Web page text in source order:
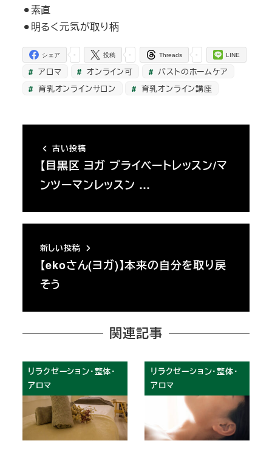
⚫︎素直
⚫︎明るく元気が取り柄
-
シェア -
投稿 -
Threads LINE
アロマ オンライン可
バストのホームケア
育乳オンラインサロン
育乳オンライン講座
古い投稿
【目黒区 ヨガ プライベートレッスン/マ
ンツーマンレッスン …
新しい投稿
【ekoさん(ヨガ)】本来の自分を取り戻
そう
関連記事
リラクゼーション・整体・
アロマ
リラクゼーション・整体・
アロマ